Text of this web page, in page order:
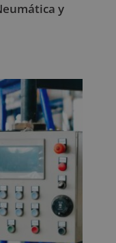
y